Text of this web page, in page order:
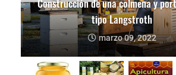
Construcción de una colmena y
tipo Langstroth
marzo 09, 2022